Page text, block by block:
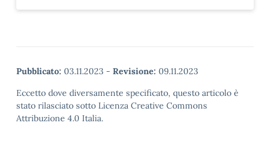
Pubblicato: 03.11.2023 - Revisione: 09.11.2023
Eccetto dove diversamente specificato, questo articolo è
stato rilasciato sotto Licenza Creative Commons
Attribuzione 4.0 Italia.